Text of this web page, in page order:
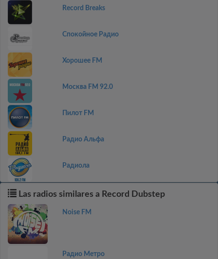
Record Breaks
Спокойное Радио
Хорошее FM
Москва FM 92.0
Пилот FM
Радио Альфа
Радиола
Las radios similares a Record Dubstep
Noise FM
Радио Метро